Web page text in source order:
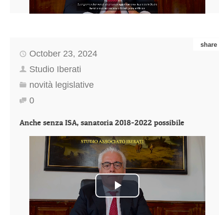
share
October 23, 2024
Studio Iberati
novità legislative
0
Anche senza ISA, sanatoria 2018-2022 possibile
Play